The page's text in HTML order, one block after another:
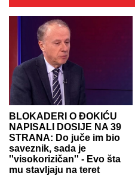
BLOKADERI O ĐOKIĆU
NAPISALI DOSIJE NA 39
STRANA: Do juče im bio
saveznik, sada je
''visokorizičan'' - Evo šta
mu stavljaju na teret